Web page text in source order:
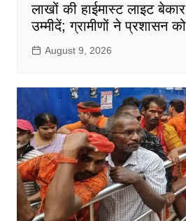
लाखों की हाईमास्ट लाइट
उम्मीदें; ग्रामीणों ने प्रशासन
August 9, 2026